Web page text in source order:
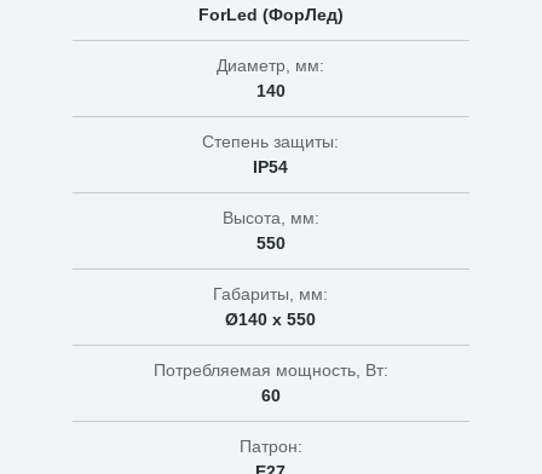
ForLed (ФорЛед)
Диаметр, мм:
140
Степень защиты:
IP54
Высота, мм:
550
Габариты, мм:
Ø140 х 550
Потребляемая мощность, Вт:
60
Патрон: